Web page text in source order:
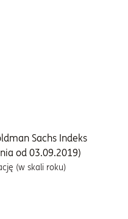
Sachs Indeks
od 03.09.2019)
(w skali roku)